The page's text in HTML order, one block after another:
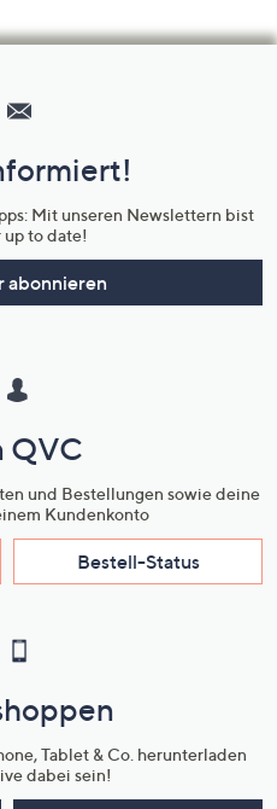
Mit unseren Newslettern bist
to date!
abonnieren
QVC
und Bestellungen sowie deine
Kundenkonto
Bestell-Status
Tablet & Co. herunterladen
dabei sein!